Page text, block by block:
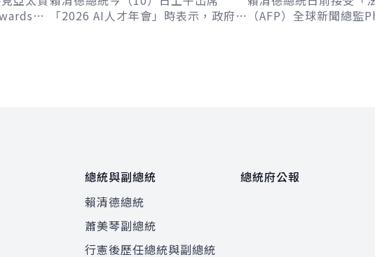
「2026 AI人才年會」時表示，政府在 （AFP）全球新聞總監
總統與副總統
賴清德總統
蕭美琴副總統
行憲後歷任總統與副總統
總統府公報